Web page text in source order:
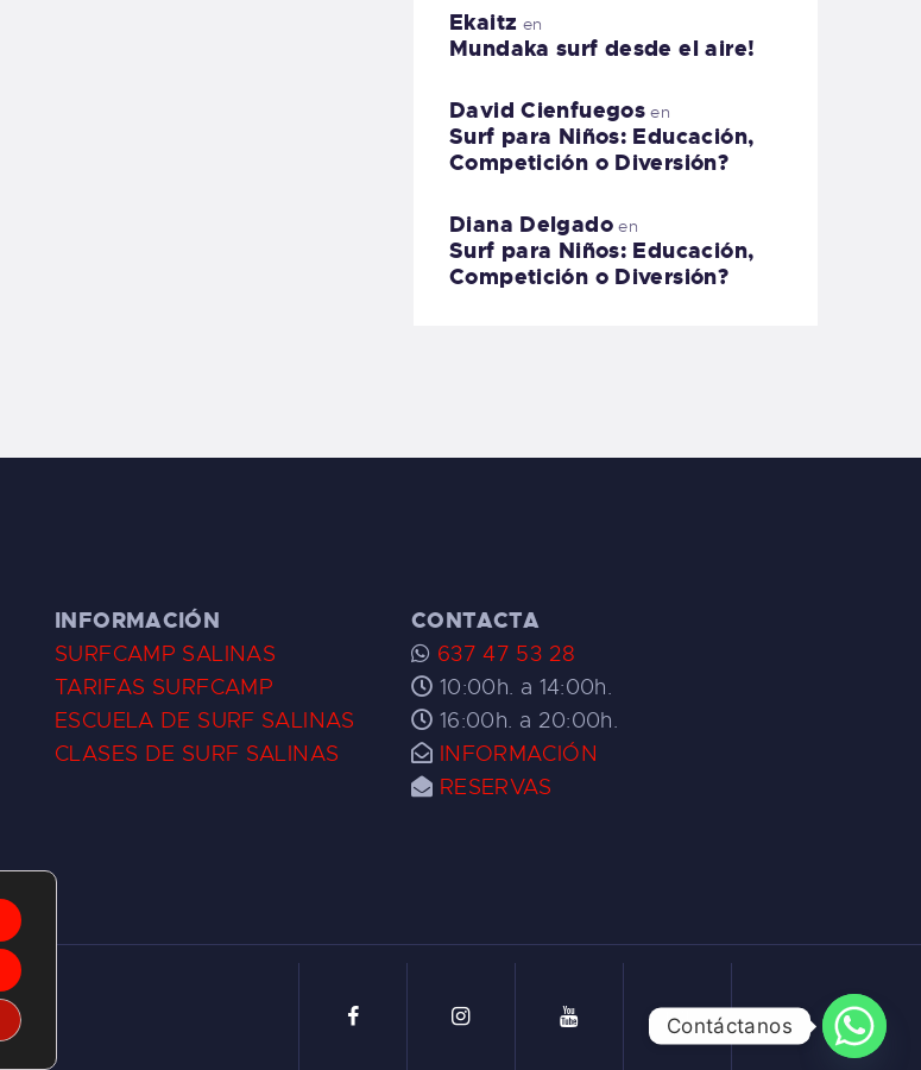
Ekaitz en
Mundaka surf desde el aire!
David Cienfuegos en
Surf para Niños: Educación,
Competición o Diversión?
Diana Delgadoen
Surf para Niños: Educación,
Competición o Diversión?
INFORMACIÓN
SURFCAMP SALINAS
TARIFAS SURFCAMP
ESCUELA DE SURF SALINAS
CLASES DE SURF SALINAS
CONTACTA
637 47 53 28
10:00h. a 14:00h.
16:00h. a 20:00h.
INFORMACIÓN
RESERVAS
Contáctanos